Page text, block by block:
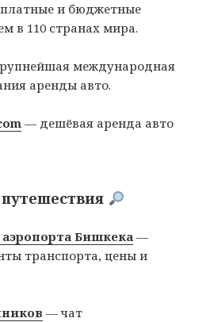
и бюджетные
в 110 странах мира.
международная
аренды авто.
— дешёвая аренда авто
Бишкека —
транспорта, цены и
— чат